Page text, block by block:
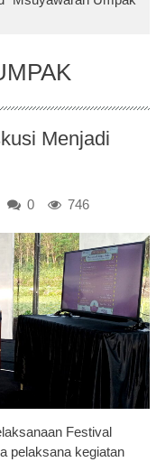
Menjadi
0 746
Festival
pelaksana kegiatan